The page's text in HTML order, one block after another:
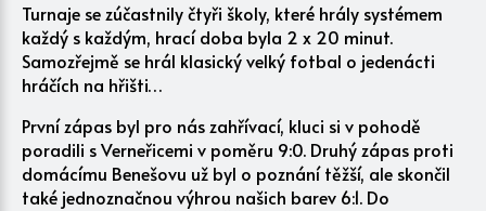
Turnaje se zúčastnily čtyři školy, které hrály systémem
každý s každým, hrací doba byla 2 x 20 minut.
Samozřejmě se hrál klasický velký fotbal o jedenácti
hráčích na hřišti…
První zápas byl pro nás zahřívací, kluci si v pohodě
poradili s Verneřicemi v poměru 9:0. Druhý zápas proti
domácímu Benešovu už byl o poznání těžší, ale skončil
také jednoznačnou výhrou našich barev 6:1. Do